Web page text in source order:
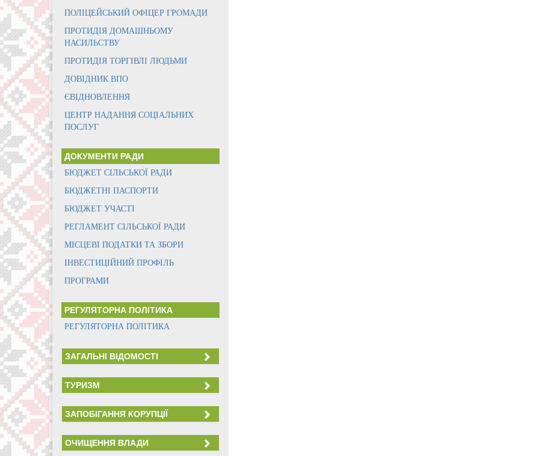
ПОЛІЦЕЙСЬКИЙ ОФІЦЕР ГРОМАДИ
ПРОТИДІЯ ДОМАШНЬОМУ
НАСИЛЬСТВУ
ПРОТИДІЯ ТОРГІВЛІ ЛЮДЬМИ
ДОВІДНИК ВПО
ЄВІДНОВЛЕННЯ
ЦЕНТР НАДАННЯ СОЦІАЛЬНИХ
ПОСЛУГ
ДОКУМЕНТИ РАДИ
БЮДЖЕТ СІЛЬСЬКОЇ РАДИ
БЮДЖЕТНІ ПАСПОРТИ
БЮДЖЕТ УЧАСТІ
РЕГЛАМЕНТ СІЛЬСЬКОЇ РАДИ
МІСЦЕВІ ПОДАТКИ ТА ЗБОРИ
ІНВЕСТИЦІЙНИЙ ПРОФІЛЬ
ПРОГРАМИ
РЕГУЛЯТОРНА ПОЛІТИКА
РЕГУЛЯТОРНА ПОЛІТИКА
ЗАГАЛЬНІ ВІДОМОСТІ
ТУРИЗМ
ЗАПОБІГАННЯ КОРУПЦІЇ
ОЧИЩЕННЯ ВЛАДИ